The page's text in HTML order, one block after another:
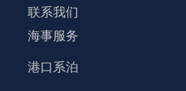
联系我们
海事服务
港口系泊